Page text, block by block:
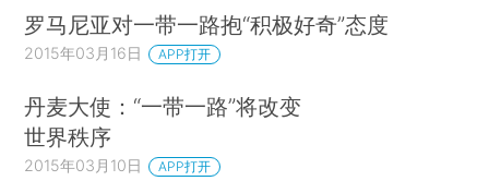
罗马尼亚对一带一路抱“积极好奇”态度
2015年03月16日 APP打开
丹麦大使：“一带一路”将改变
世界秩序
2015年03月10日 APP打开